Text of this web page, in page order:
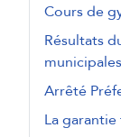
Cours de
Résultats
Arrêté
La